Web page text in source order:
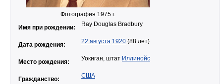
Фотография 1975 г.
Имя при рождении:
Ray Douglas Bradbury
Дата рождения: 22 августа 1920 (88 лет)
Место рождения: Уокиган, штат Иллинойс
Гражданство: США